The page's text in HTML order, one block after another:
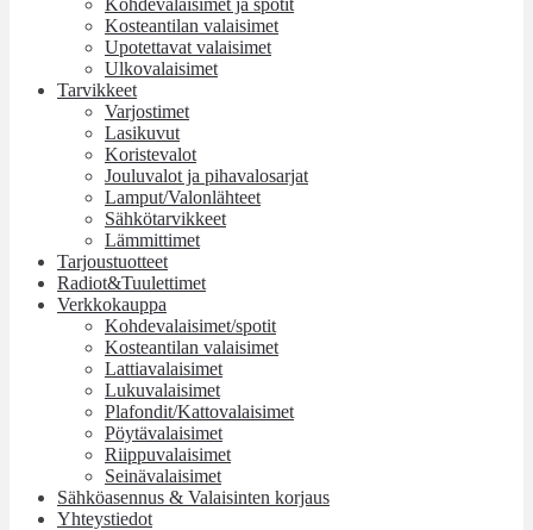
Kohdevalaisimet ja spotit
Kosteantilan valaisimet
Upotettavat valaisimet
Ulkovalaisimet
Tarvikkeet
Varjostimet
Lasikuvut
Koristevalot
Jouluvalot ja pihavalosarjat
Lamput/Valonlähteet
Sähkötarvikkeet
Lämmittimet
Tarjoustuotteet
Radiot&Tuulettimet
Verkkokauppa
Kohdevalaisimet/spotit
Kosteantilan valaisimet
Lattiavalaisimet
Lukuvalaisimet
Plafondit/Kattovalaisimet
Pöytävalaisimet
Riippuvalaisimet
Seinävalaisimet
Sähköasennus & Valaisinten korjaus
Yhteystiedot